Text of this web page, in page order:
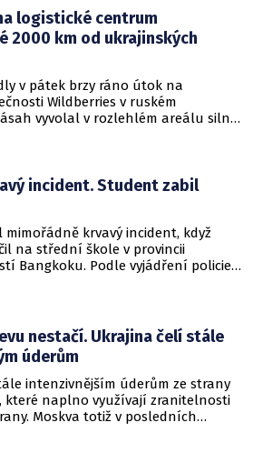
logistické centrum
2000 km od ukrajinských
v pátek brzy ráno útok na
Wildberries v ruském
vyvolal v rozlehlém areálu silný
operace.
incident. Student zabil
krvavý incident, když
na střední škole v provincii
Bangkoku. Podle vyjádření policie
nestačí. Ukrajina čelí stále
úderům
intenzivnějším úderům ze strany
které naplno využívají zranitelnosti
Moskva totiž v posledních